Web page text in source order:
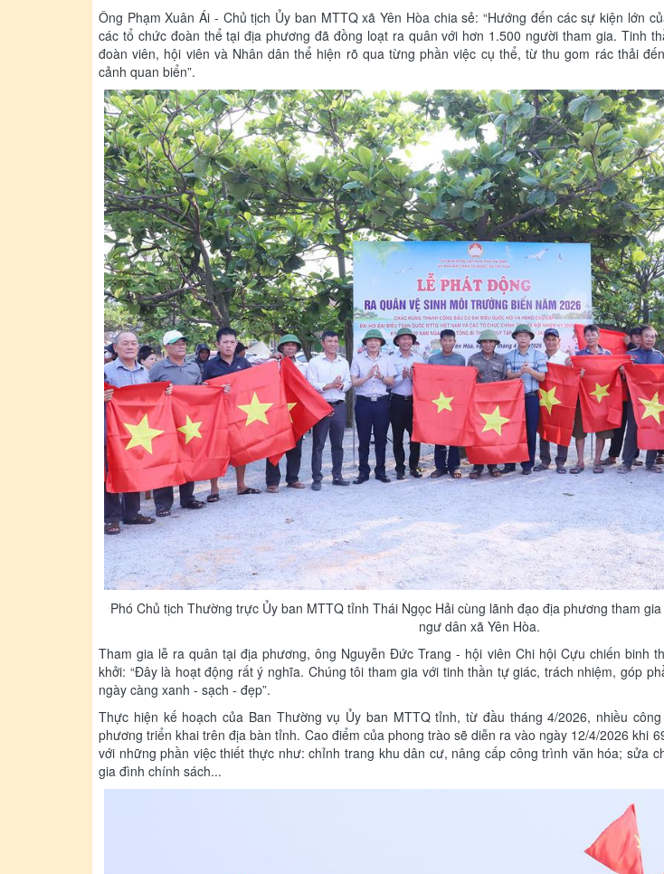
Ông Phạm Xuân Ái - Chủ tịch Ủy ban MTTQ xã Yên Hòa chia sẻ: “Hướng đến các sự kiện lớn
các tổ chức đoàn thể tại địa phương đã đồng loạt ra quân với hơn 1.500 người tham gia. Tinh
đoàn viên, hội viên và Nhân dân thể hiện rõ qua từng phần việc cụ thể, từ thu gom rác thải
cảnh quan biển”.
Phó Chủ tịch Thường trực Ủy ban MTTQ tỉnh Thái Ngọc Hải cùng lãnh đạo địa phương tham
ngư dân xã Yên Hòa.
Tham gia lễ ra quân tại địa phương, ông Nguyễn Đức Trang - hội viên Chi hội Cựu chiến binh
khởi: “Đây là hoạt động rất ý nghĩa. Chúng tôi tham gia với tinh thần tự giác, trách nhiệm, góp
ngày càng xanh - sạch - đẹp”.
Thực hiện kế hoạch của Ban Thường vụ Ủy ban MTTQ tỉnh, từ đầu tháng 4/2026, nhiều
phương triển khai trên địa bàn tỉnh. Cao điểm của phong trào sẽ diễn ra vào ngày 12/4/2026 khi
với những phần việc thiết thực như: chỉnh trang khu dân cư, nâng cấp công trình văn hóa; sửa
gia đình chính sách...